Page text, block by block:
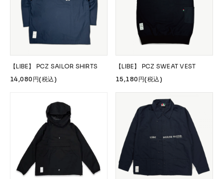
【LIBE】 PCZ SAILOR SHIRTS
14,080円(税込)
【LIBE】 PCZ SWEAT VEST
15,180円(税込)